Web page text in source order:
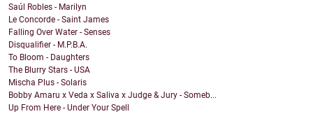
Saúl Robles - Marilyn
Le Concorde - Saint James
Falling Over Water - Senses
Disqualifier - M.P.B.A.
To Bloom - Daughters
The Blurry Stars - USA
Mischa Plus - Solaris
Bobby Amaru x Veda x Saliva x Judge & Jury - Someb...
Up From Here - Under Your Spell